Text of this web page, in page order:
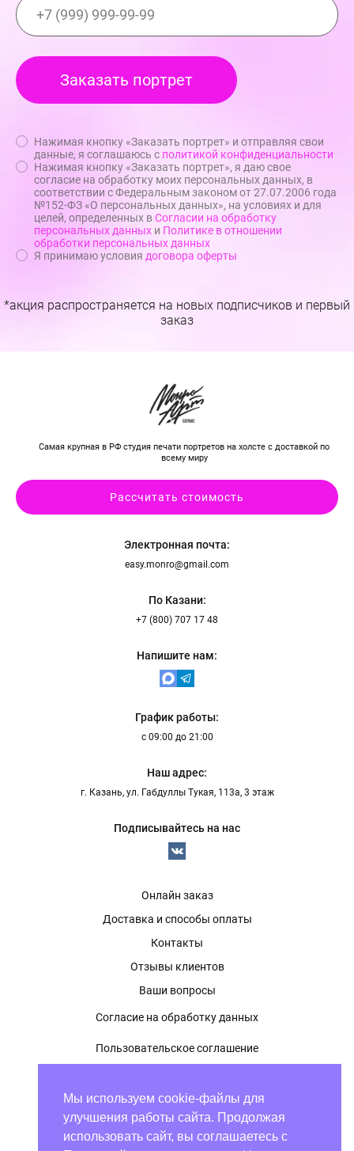
Нажимая кнопку «Заказать портрет» и отправляя свои
данные, я соглашаюсь с политикой конфиденциальности
Нажимая кнопку «Заказать портрет», я даю свое
согласие на обработку моих персональных данных, в
соответствии с Федеральным законом от 27.07.2006 года
№152-ФЗ «О персональных данных», на условиях и для
целей, определенных вСогласии на обработку
персональных данных и Политике в отношении
обработки персональных данных
Я принимаю условия договора оферты
*акция распространяется на новых подписчиков и первый
заказ
Самая крупная в РФ студия печати портретов на холсте с доставкой по
всему миру
Рассчитать стоимость
Электронная почта:
easy.monro@gmail.com
По Казани:
+7 (800) 707 17 48
Напишите нам:
График работы:
с 09:00 до 21:00
Наш адрес:
г. Казань, ул. Габдуллы Тукая, 113а, 3 этаж
Подписывайтесь на нас
Онлайн заказ
Доставка и способы оплаты
Контакты
Отзывы клиентов
Ваши вопросы
Согласие на обработку данных
Пользовательское соглашение
Оферта
Мы используем cookie-файлы для
улучшения работы сайта. Продолжая
использовать сайт, вы соглашаетесь с